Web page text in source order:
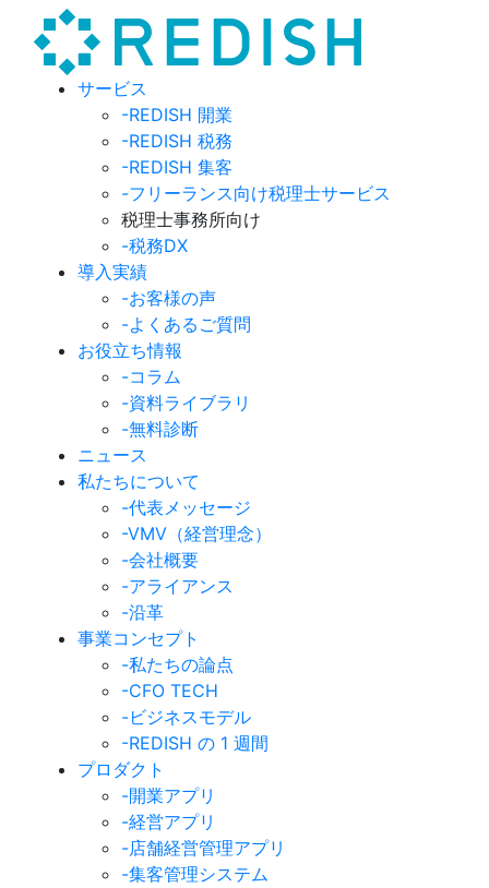
サービス
-REDISH 開業
-REDISH 税務
-REDISH 集客
-フリーランス向け税理士サービス
税理士事務所向け
-税務DX
導入実績
-お客様の声
-よくあるご質問
お役立ち情報
-コラム
-資料ライブラリ
-無料診断
ニュース
私たちについて
-代表メッセージ
-VMV（経営理念）
-会社概要
-アライアンス
-沿革
事業コンセプト
-私たちの論点
-CFO TECH
-ビジネスモデル
-REDISH の 1 週間
プロダクト
-開業アプリ
-経営アプリ
-店舗経営管理アプリ
-集客管理システム